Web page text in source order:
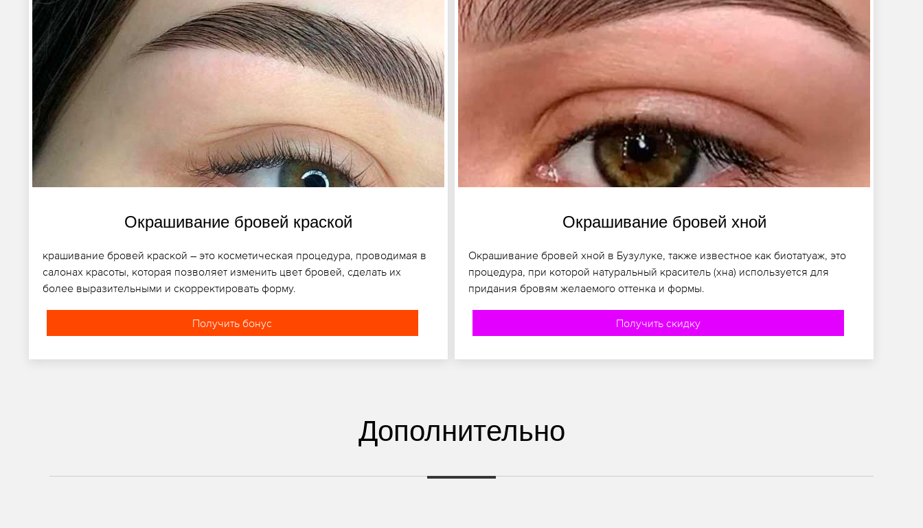
Окрашивание бровей краской
крашивание бровей краской – это косметическая процедура, проводимая в
салонах красоты, которая позволяет изменить цвет бровей, сделать их
более выразительными и скорректировать форму.
Получить бонус
Окрашивание бровей хной
Окрашивание бровей хной в Бузулуке, также известное как биотатуаж, это
процедура, при которой натуральный краситель (хна) используется для
придания бровям желаемого оттенка и формы.
Получить скидку
Дополнительно